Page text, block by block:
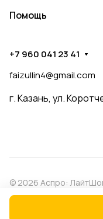
Помощь
+7 960 041 23 41
faizullin4@gmail.com
г. Казань, ул.
© 2026 Аспро: